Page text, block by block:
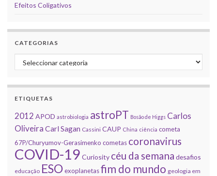
Efeitos Coligativos
CATEGORIAS
Categorias
ETIQUETAS
2012 APOD astrobiologia astroPT Bosão de Higgs Carlos
Oliveira Carl Sagan Cassini CAUP China ciência cometa
67P/Churyumov-Gerasimenko cometas coronavirus
COVID-19 Curiosity céu da semana desafios
educação ESOexoplanetasfim do mundo geologia em